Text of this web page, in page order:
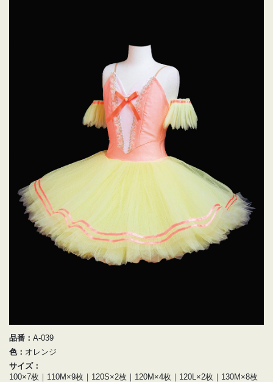
品番： A-039
色： オレンジ
サイズ：
100×7枚｜110M×9枚｜120S×2枚｜120M×4枚｜120L×2枚｜130M×8枚